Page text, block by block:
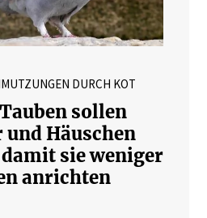
DURCH KOT
sollen
Häuschen
sie weniger
anrichten